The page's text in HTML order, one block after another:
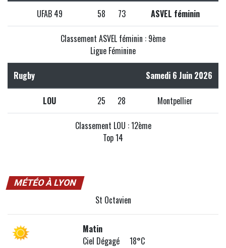
UFAB 49 58 73 ASVEL féminin
Classement ASVEL féminin : 9ème
Ligue Féminine
Rugby Samedi 6 Juin 2026
LOU 25 28 Montpellier
Classement LOU : 12ème
Top 14
MÉTÉO À LYON
St Octavien
Matin
Ciel Dégagé 18°C